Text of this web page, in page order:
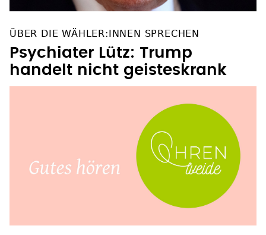
ÜBER DIE WÄHLER:INNEN SPRECHEN
Psychiater Lütz: Trump
handelt nicht geisteskrank